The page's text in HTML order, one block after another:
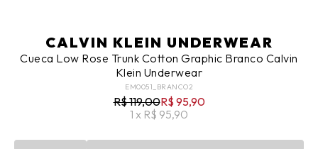
CALVIN KLEIN UNDERWEAR
Cueca Low Rose Trunk Cotton Graphic Branco Calvin
Klein Underwear
EM0051_BRANCO2
R$ 119,00R$ 95,90
1 x R$ 95,90